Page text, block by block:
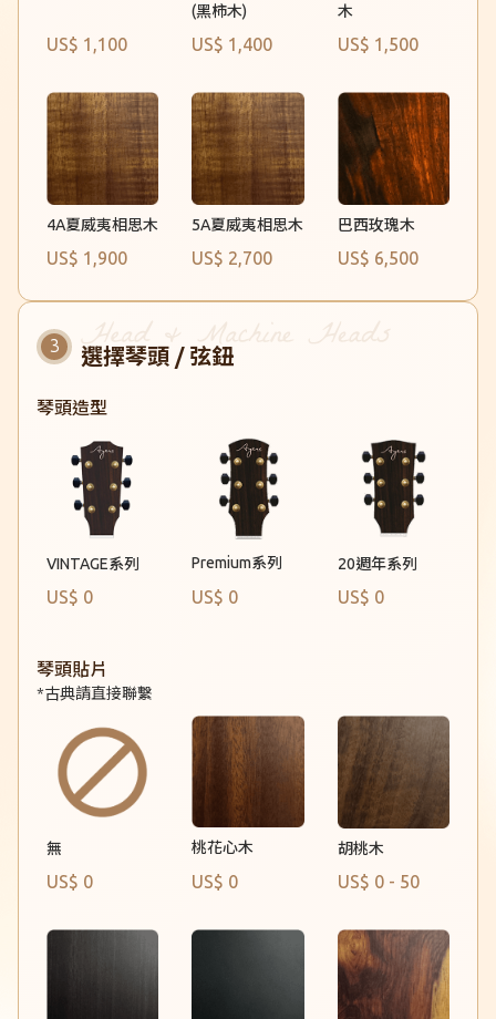
US$ 1,100
(黑柿木)
US$ 1,400
木
US$ 1,500
4A夏威夷相思木
US$ 1,900
5A夏威夷相思木
US$ 2,700
巴西玫瑰木
US$ 6,500
選擇琴頭 / 弦鈕
琴頭造型
VINTAGE系列
US$ 0
Premium系列
US$ 0
20週年系列
US$ 0
琴頭貼片
*古典請直接聯繫
無
US$ 0
桃花心木
US$ 0
胡桃木
US$ 0 - 50